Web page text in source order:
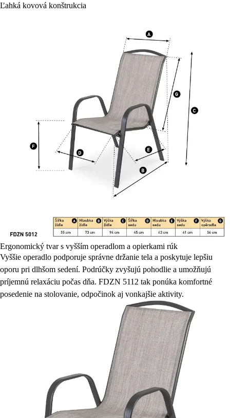
Ľahká kovová konštrukcia
Ergonomický tvar s vyšším operadlom a opierkami rúk
Vyššie operadlo podporuje správne držanie tela a poskytuje lepšiu
oporu pri dlhšom sedení. Podrúčky zvyšujú pohodlie a umožňujú
príjemnú relaxáciu počas dňa. FDZN 5112 tak ponúka komfortné
posedenie na stolovanie, odpočinok aj vonkajšie aktivity.